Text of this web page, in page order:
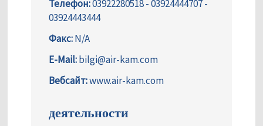
Телефон:03922280518 - 03924444707 -
03924443444
Факс:N/A
E-Mail:bilgi@air-kam.com
Вебсайт:www.air-kam.com
деятельности